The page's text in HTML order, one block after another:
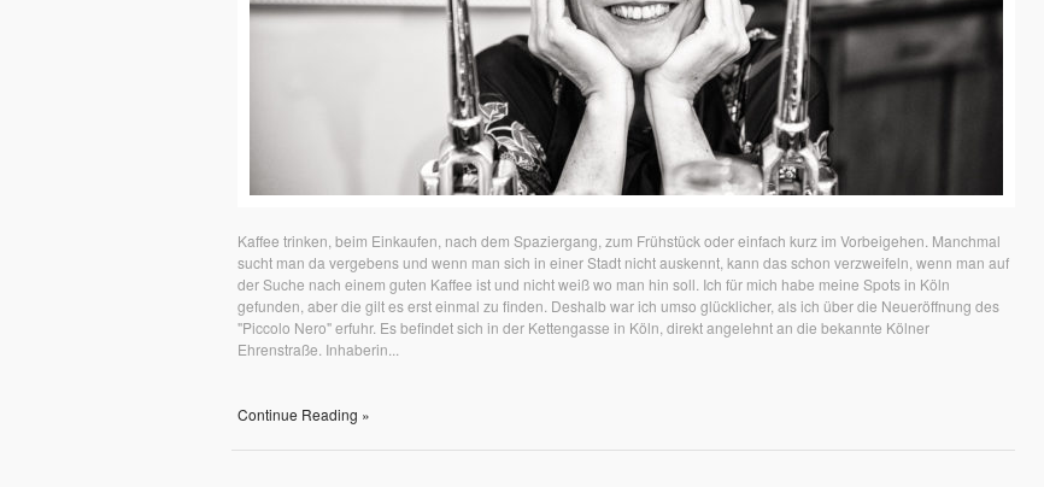
Kaffee trinken, beim Einkaufen, nach dem Spaziergang, zum Frühstück oder einfach kurz im Vorbeigehen. Manchmal
sucht man da vergebens und wenn man sich in einer Stadt nicht auskennt, kann das schon verzweifeln, wenn man auf
der Suche nach einem guten Kaffee ist und nicht weiß wo man hin soll. Ich für mich habe meine Spots in Köln
gefunden, aber die gilt es erst einmal zu finden. Deshalb war ich umso glücklicher, als ich über die Neueröffnung des
"Piccolo Nero" erfuhr. Es befindet sich in der Kettengasse in Köln, direkt angelehnt an die bekannte Kölner
Ehrenstraße. Inhaberin...
Continue Reading »